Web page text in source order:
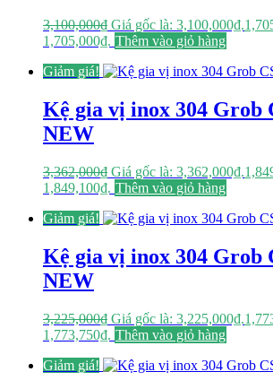
3,100,000₫ Giá gốc là: 3,100,000₫.
1,705,000₫. Thêm vào giỏ hàng
Giảm giá!
Kệ gia vị inox 304 Grob
NEW
3,362,000₫ Giá gốc là: 3,362,000₫.
1,849,100₫. Thêm vào giỏ hàng
Giảm giá!
Kệ gia vị inox 304 Grob
NEW
3,225,000₫ Giá gốc là: 3,225,000₫.
1,773,750₫. Thêm vào giỏ hàng
Giảm giá!